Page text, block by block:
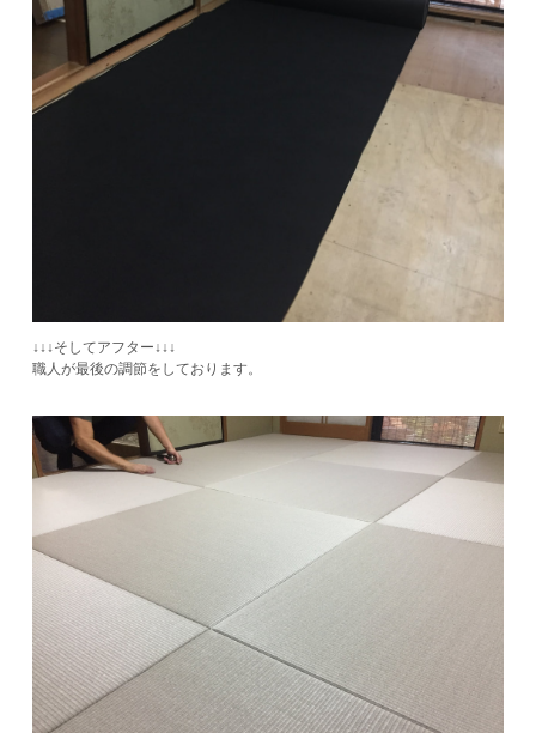
↓↓↓そしてアフター↓↓↓
​職人が最後の調節をしております。